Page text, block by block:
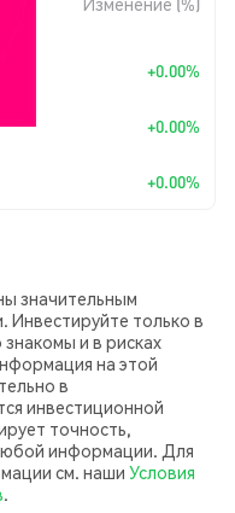
+0.00%
+0.00%
+0.00%
значительным
Инвестируйте только в
и в рисках
на этой
в
инвестиционной
точность,
информации. Для
см. наши Условия
.